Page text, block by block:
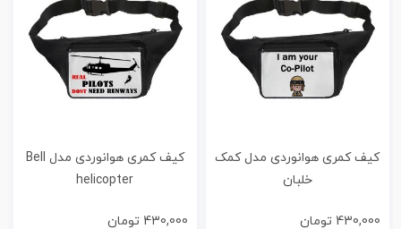
کیف کمری هوانوردی مدل کمک
خلبان
430,000 تومان
کیف کمری هوانوردی مدل Bell
helicopter
430,000 تومان